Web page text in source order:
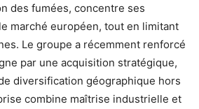
des fumées, concentre ses
marché européen, tout en limitant
Le groupe a récemment renforcé
par une acquisition stratégique,
diversification géographique hors
combine maîtrise industrielle et